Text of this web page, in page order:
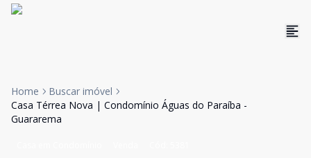
Home
Buscar imóvel
Casa Térrea Nova | Condomínio Águas do Paraíba -
Guararema